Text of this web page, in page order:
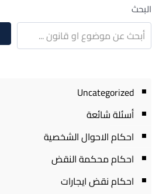
البحث
Uncategorized
أسئلة شائعة
احكام الاحوال الشخصية
احكام محكمة النقض
احكام نقض ايجارات